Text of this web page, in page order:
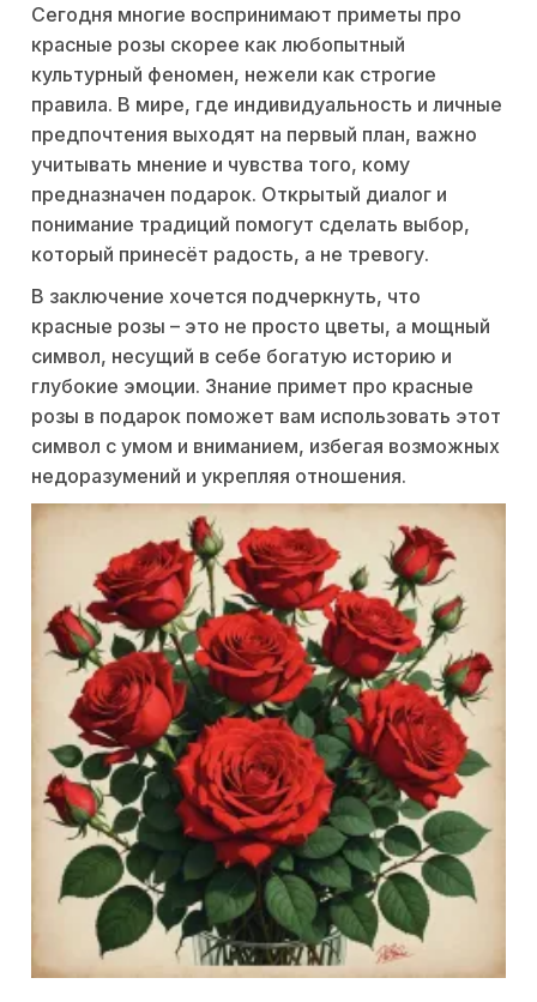
Сегодня многие воспринимают приметы про
красные розы скорее как любопытный
культурный феномен, нежели как строгие
правила. В мире, где индивидуальность и личные
предпочтения выходят на первый план, важно
учитывать мнение и чувства того, кому
предназначен подарок. Открытый диалог и
понимание традиций помогут сделать выбор,
который принесёт радость, а не тревогу.
В заключение хочется подчеркнуть, что
красные розы – это не просто цветы, а мощный
символ, несущий в себе богатую историю и
глубокие эмоции. Знание примет про красные
розы в подарок поможет вам использовать этот
символ с умом и вниманием, избегая возможных
недоразумений и укрепляя отношения.